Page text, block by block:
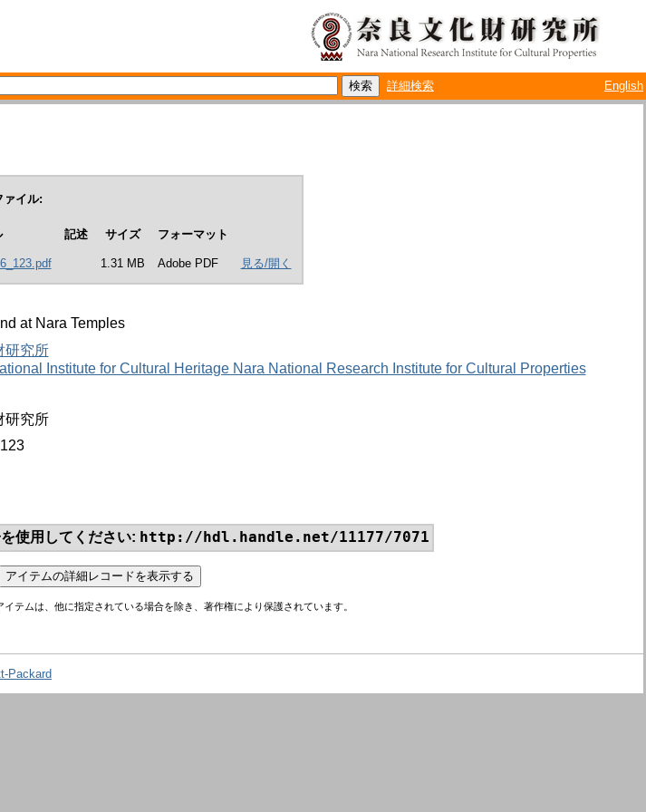
詳細検索 English
ァイル:
記述 サイズ フォーマット
1.31 MB Adobe PDF 見る/開く
at Nara Temples
研究所
Institute for Cultural Heritage Nara National Research Institute for Cultural Properties
研究所
使用してください: http://hdl.handle.net/11177/7071
テムは、他に指定されている場合を除き、著作権により保護されています。
Packard